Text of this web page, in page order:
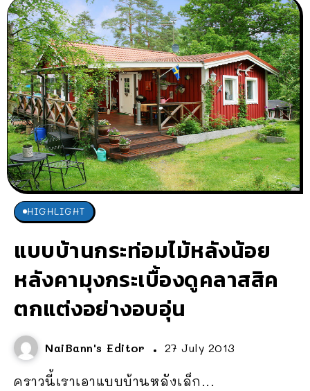
HIGHLIGHT
แบบบ้านกระท่อมไม้หลังน้อย
หลังคามุงกระเบื้องดูคลาสสิค
ตกแต่งอย่างอบอุ่น
NaiBann's Editor 27 July 2013
คราวนี้เราเอาแบบบ้านหลังเล็ก...